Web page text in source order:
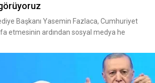
Başkanı Yasemin Fazlaca, Cumhuriyet
etmesinin ardından sosyal medya he